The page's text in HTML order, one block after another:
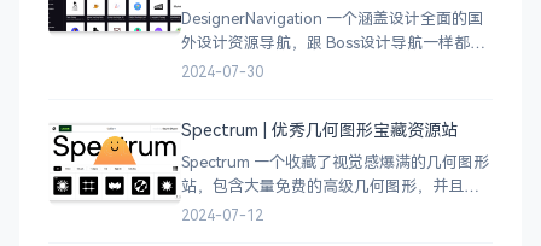
DesignerNavigation 一个涵盖设计全面的国
外设计资源导航，跟 Boss设计导航一样都是
分门别类的划分设计灵感、资讯、UI 资源、
2024-07-30
Spectrum | 优秀几何图形宝藏资源站
Spectrum 一个收藏了视觉感爆满的几何图形
站，包含大量免费的高级几何图形，并且每
周都会更新 100 个几何图案，不断的完善能
2024-07-12